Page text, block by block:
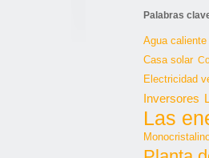
Palabras
Agua caliente
Casa solar
Electricidad
Inversores
Las